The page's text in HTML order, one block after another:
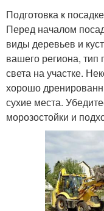
Подготовка к
Перед началом
виды деревьев и
вашего региона, тип
света на участке.
хорошо
сухие места.
морозостойки и